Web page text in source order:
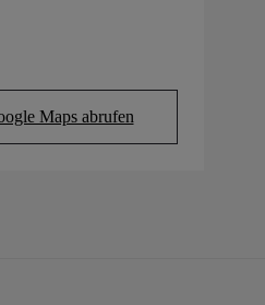
Maps abrufen
in new tab)